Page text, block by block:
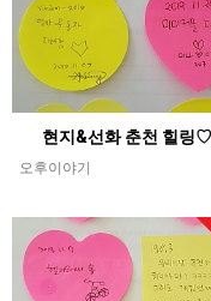
현지&선화 춘천 힐
오후이야기